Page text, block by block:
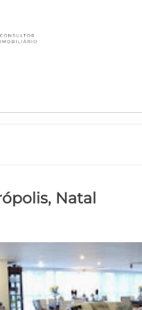
, Natal